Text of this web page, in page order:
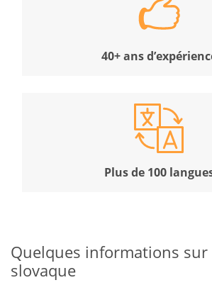
40+ ans
Plus de 100
Quelques informations sur
slovaque